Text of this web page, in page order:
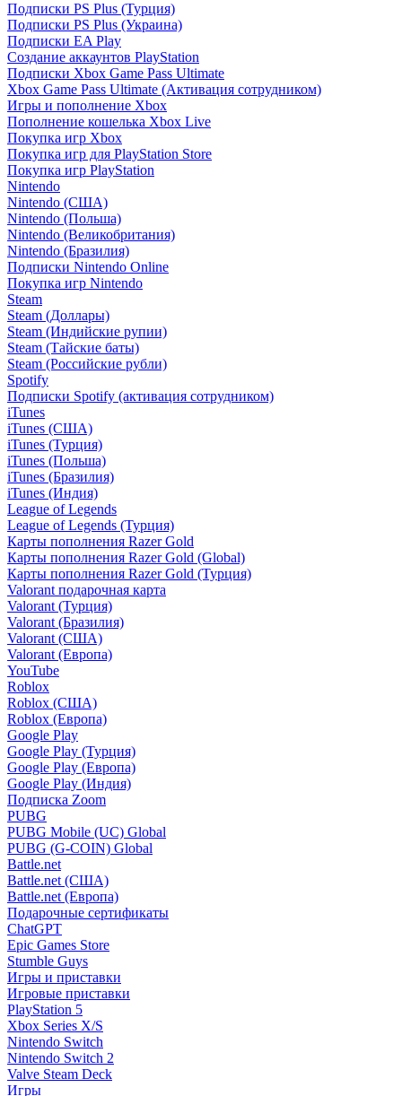
Подписки PS Plus (Турция)
Подписки PS Plus (Украина)
Подписки EA Play
Создание аккаунтов PlayStation
Подписки Xbox Game Pass Ultimate
Xbox Game Pass Ultimate (Активация сотрудником)
Игры и пополнение Xbox
Пополнение кошелька Xbox Live
Покупка игр Xbox
Покупка игр для PlayStation Store
Покупка игр PlayStation
Nintendo
Nintendo (США)
Nintendo (Польша)
Nintendo (Великобритания)
Nintendo (Бразилия)
Подписки Nintendo Online
Покупка игр Nintendo
Steam
Steam (Доллары)
Steam (Индийские рупии)
Steam (Тайские баты)
Steam (Российские рубли)
Spotify
Подписки Spotify (активация сотрудником)
iTunes
iTunes (США)
iTunes (Турция)
iTunes (Польша)
iTunes (Бразилия)
iTunes (Индия)
League of Legends
League of Legends (Турция)
Карты пополнения Razer Gold
Карты пополнения Razer Gold (Global)
Карты пополнения Razer Gold (Турция)
Valorant подарочная карта
Valorant (Турция)
Valorant (Бразилия)
Valorant (США)
Valorant (Европа)
YouTube
Roblox
Roblox (США)
Roblox (Европа)
Google Play
Google Play (Турция)
Google Play (Европа)
Google Play (Индия)
Подписка Zoom
PUBG
PUBG Mobile (UC) Global
PUBG (G-COIN) Global
Battle.net
Battle.net (США)
Battle.net (Европа)
Подарочные сертификаты
ChatGPT
Epic Games Store
Stumble Guys
Игры и приставки
Игровые приставки
PlayStation 5
Xbox Series X/S
Nintendo Switch
Nintendo Switch 2
Valve Steam Deck
Игры